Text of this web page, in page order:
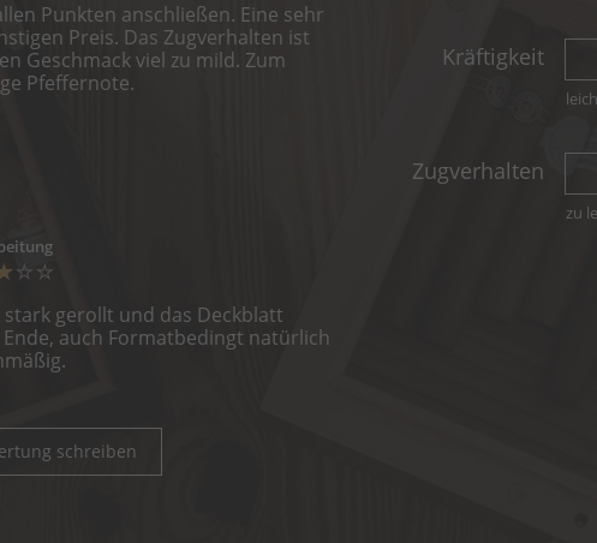
Punkten anschließen. Eine sehr
Preis. Das Zugverhalten ist
Geschmack viel zu mild. Zum
Pfeffernote.
stark gerollt und das Deckblatt
Ende, auch Formatbedingt natürlich
schreiben
Kräftigkeit
Zugverhalten
zu